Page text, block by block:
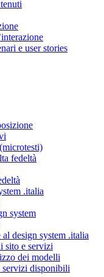
e user stories
fedeltà
.italia
system
design system .italia
sito e servizi
dei modelli
disponibili